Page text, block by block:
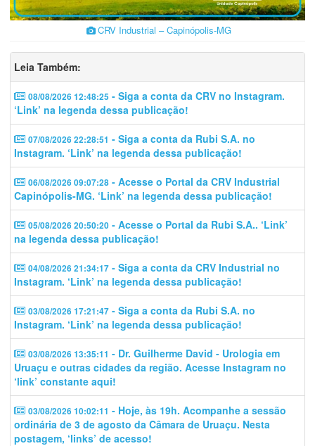
CRV Industrial – Capinópolis-MG
Leia Também:
08/08/2026 12:48:25 - Siga a conta da CRV no Instagram.
‘Link’ na legenda dessa publicação!
07/08/2026 22:28:51 - Siga a conta da Rubi S.A. no
Instagram. ‘Link’ na legenda dessa publicação!
06/08/2026 09:07:28 - Acesse o Portal da CRV Industrial
Capinópolis-MG. ‘Link’ na legenda dessa publicação!
05/08/2026 20:50:20 - Acesse o Portal da Rubi S.A.. ‘Link’
na legenda dessa publicação!
04/08/2026 21:34:17 - Siga a conta da CRV Industrial no
Instagram. ‘Link’ na legenda dessa publicação!
03/08/2026 17:21:47 - Siga a conta da Rubi S.A. no
Instagram. ‘Link’ na legenda dessa publicação!
03/08/2026 13:35:11 - Dr. Guilherme David - Urologia em
Uruaçu e outras cidades da região. Acesse Instagram no
‘link’ constante aqui!
03/08/2026 10:02:11 - Hoje, às 19h. Acompanhe a sessão
ordinária de 3 de agosto da Câmara de Uruaçu. Nesta
postagem, ‘links’ de acesso!